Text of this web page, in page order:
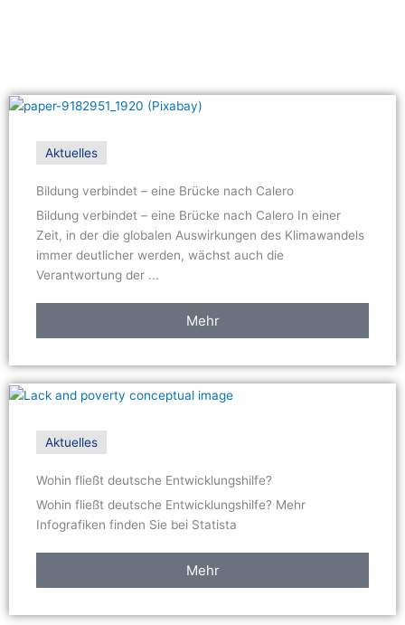
Aktuelles
Bildung verbindet – eine Brücke nach Calero
Bildung verbindet – eine Brücke nach Calero In einer
Zeit, in der die globalen Auswirkungen des Klimawandels
immer deutlicher werden, wächst auch die
Verantwortung der ...
Mehr
Aktuelles
Wohin fließt deutsche Entwicklungshilfe?
Wohin fließt deutsche Entwicklungshilfe? Mehr
Infografiken finden Sie bei Statista
Mehr